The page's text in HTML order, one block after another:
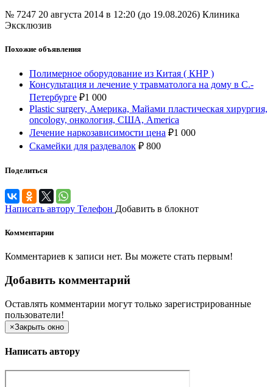
№ 7247 20 августа 2014 в 12:20 (до 19.08.2026) Клиника
Эксклюзив
Похожие объявления
Полимерное оборудование из Китая ( КНР )
Консультация и лечение у травматолога на дому в С.-
Петербурге ₽1 000
Plastic surgery, Америка, Майами пластическая хирургия,
oncology, онкология, США, America
Лечение наркозависимости цена ₽1 000
Скамейки для раздевалок ₽ 800
Поделиться
Написать автору Телефон Добавить в блокнот
Комментарии
Комментариев к записи нет. Вы можете стать первым!
Добавить комментарий
Оставлять комментарии могут только зарегистрированные
пользователи!
×Закрыть окно
Написать автору